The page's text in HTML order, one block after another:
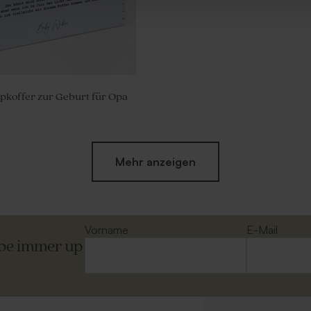
zur Geburt für Opa
Mehr anzeigen
immer up
Vorname
E-Mail